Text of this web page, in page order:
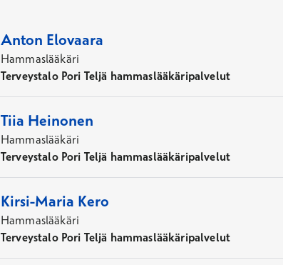
Anton Elovaara
Hammaslääkäri
Terveystalo Pori Teljä hammaslääkäripalvelut
Tiia Heinonen
Hammaslääkäri
Terveystalo Pori Teljä hammaslääkäripalvelut
Kirsi-Maria Kero
Hammaslääkäri
Terveystalo Pori Teljä hammaslääkäripalvelut